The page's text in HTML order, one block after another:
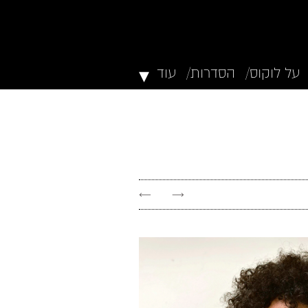
על לוקוס/ הסדרות/ עוד ▾
→
←